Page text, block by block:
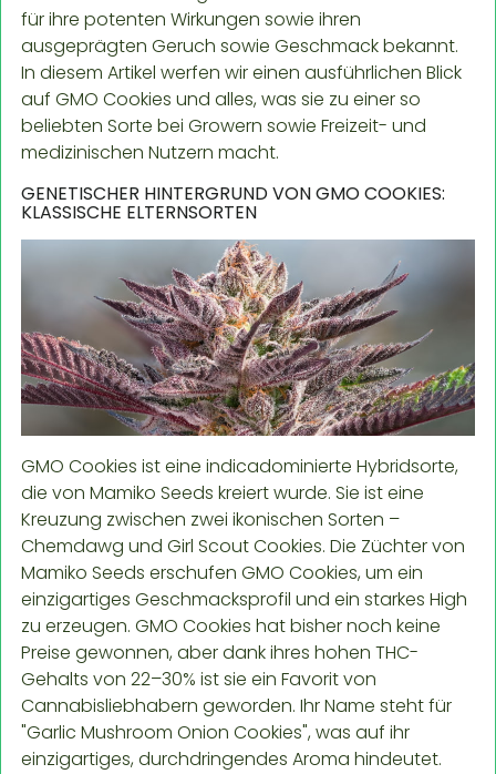
für ihre potenten Wirkungen sowie ihren
ausgeprägten Geruch sowie Geschmack bekannt.
In diesem Artikel werfen wir einen ausführlichen Blick
auf GMO Cookies und alles, was sie zu einer so
beliebten Sorte bei Growern sowie Freizeit- und
medizinischen Nutzern macht.
GENETISCHER HINTERGRUND VON GMO COOKIES:
KLASSISCHE ELTERNSORTEN
GMO Cookies ist eine indicadominierte Hybridsorte,
die von Mamiko Seeds kreiert wurde. Sie ist eine
Kreuzung zwischen zwei ikonischen Sorten –
Chemdawg und Girl Scout Cookies. Die Züchter von
Mamiko Seeds erschufen GMO Cookies, um ein
einzigartiges Geschmacksprofil und ein starkes High
zu erzeugen. GMO Cookies hat bisher noch keine
Preise gewonnen, aber dank ihres hohen THC-
Gehalts von 22–30% ist sie ein Favorit von
Cannabisliebhabern geworden. Ihr Name steht für
"Garlic Mushroom Onion Cookies", was auf ihr
einzigartiges, durchdringendes Aroma hindeutet.